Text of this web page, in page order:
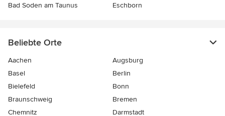
Bad Soden am Taunus
Eschborn
Beliebte Orte
Aachen
Augsburg
Basel
Berlin
Bielefeld
Bonn
Braunschweig
Bremen
Chemnitz
Darmstadt